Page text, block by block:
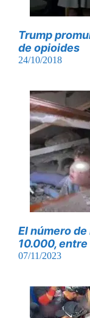
Trump
de opioides
24/10/2018
El número
10.000,
07/11/2023